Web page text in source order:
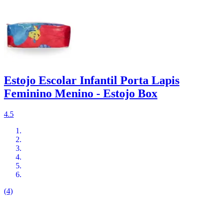
Estojo Escolar Infantil Porta Lapis
Feminino Menino - Estojo Box
4.5
(4)